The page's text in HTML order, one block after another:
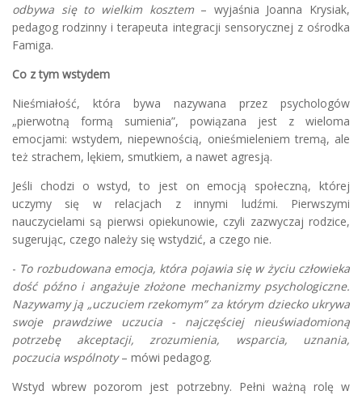
odbywa się to wielkim kosztem– wyjaśnia Joanna Krysiak,
pedagog rodzinny i terapeuta integracji sensorycznej z ośrodka
Famiga.
Co z tym wstydem
Nieśmiałość, która bywa nazywana przez psychologów
„pierwotną formą sumienia”, powiązana jest z wieloma
emocjami: wstydem, niepewnością, onieśmieleniem tremą, ale
też strachem, lękiem, smutkiem, a nawet agresją.
Jeśli chodzi o wstyd, to jest on emocją społeczną, której
uczymy się w relacjach z innymi ludźmi. Pierwszymi
nauczycielami są pierwsi opiekunowie, czyli zazwyczaj rodzice,
sugerując, czego należy się wstydzić, a czego nie.
- To rozbudowana emocja, która pojawia się w życiu człowieka
dość późno i angażuje złożone mechanizmy psychologiczne.
Nazywamy ją „uczuciem rzekomym” za którym dziecko ukrywa
swoje prawdziwe uczucia - najczęściej nieuświadomioną
potrzebę akceptacji, zrozumienia, wsparcia, uznania,
poczucia wspólnoty– mówi pedagog.
Wstyd wbrew pozorom jest potrzebny. Pełni ważną rolę w